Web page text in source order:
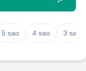
5 sao 4 sao
3 sao